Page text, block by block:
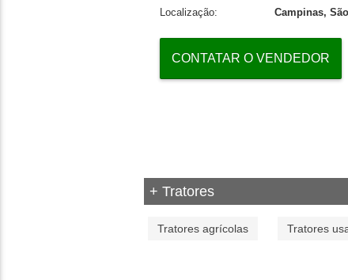
Localização:
Campinas,
CONTATAR O VENDEDOR
+ Tratores
Tratores agrícolas Tratores